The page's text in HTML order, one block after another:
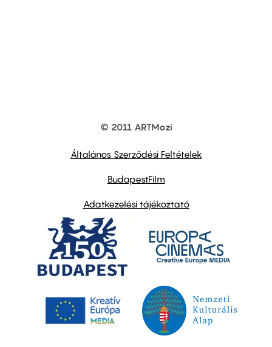
© 2011 ARTMozi
Általános Szerződési Feltételek
BudapestFilm
Adatkezelési tájékoztató